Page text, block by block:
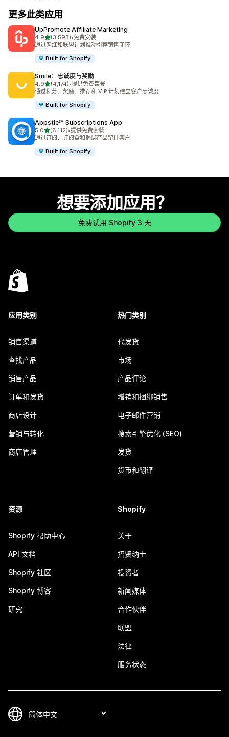
更多此类应用
UpPromote Affiliate Marketing
4.9星（满分 5 星）
(3,593)
总共 3593 条评论
•免费安装
通过网红和联盟计划推动引荐销售闭环
Built for Shopify
Smile：忠诚度与奖励
4.9星（满分 5 星）
(4,174)
总共 4174 条评论
•提供免费套餐
通过积分、奖励、推荐和 VIP 计划建立客户忠诚度
Built for Shopify
Appstle℠ Subscriptions App
5.0星（满分 5 星）
(8,112)
总共 8112 条评论
•提供免费套餐
通过订阅、订阅盒和捆绑产品留住客户
Built for Shopify
想要添加应用？
免费试用 Shopify 3 天
应用类别
销售渠道
查找产品
销售产品
订单和发货
商店设计
营销与转化
商店管理
热门类别
代发货
市场
产品评论
增销和捆绑销售
电子邮件营销
搜索引擎优化 (SEO)
发货
货币和翻译
资源
Shopify 帮助中心
API 文档
Shopify 社区
Shopify 博客
研究
Shopify
关于
招贤纳士
投资者
新闻媒体
合作伙伴
联盟
法律
服务状态